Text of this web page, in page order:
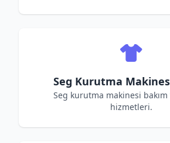
Seg Kurutma
Seg kurutma makinesi bakım
hizmetleri.